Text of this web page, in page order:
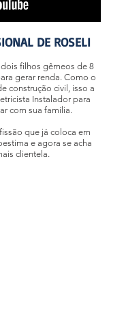
DE ROSELI
filhos gêmeos de 8
gerar renda. Como o
construção civil, isso a
Instalador para
com sua família.
que já coloca em
e agora se acha
clientela.